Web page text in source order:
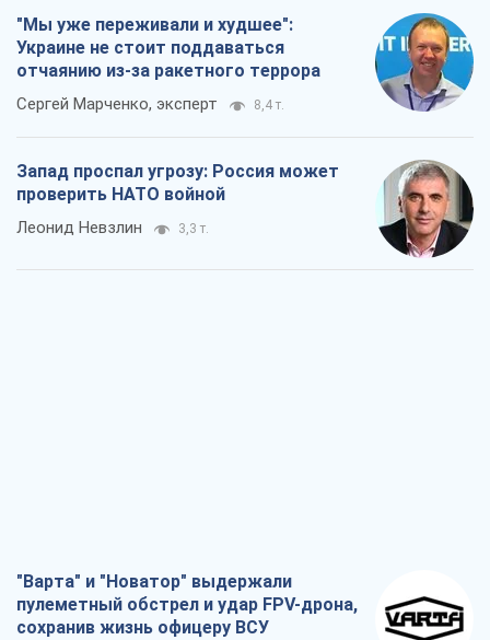
"Мы уже переживали и худшее":
Украине не стоит поддаваться
отчаянию из-за ракетного террора
Сергей Марченко, эксперт 8,4 т.
Запад проспал угрозу: Россия может
проверить НАТО войной
Леонид Невзлин 3,3 т.
"Варта" и "Новатор" выдержали
пулеметный обстрел и удар FPV-дрона,
сохранив жизнь офицеру ВСУ